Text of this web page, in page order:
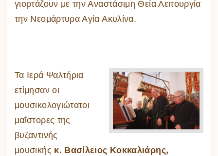
γιορτάζουν με την Αναστάσιμη Θεία Λειτουργία
την Νεομάρτυρα Αγία Ακυλίνα.
Τα Ιερά Ψαλτήρια
ετίμησαν οι
μουσικολογιώτατοι
μαΐστορες της
βυζαντινής
μουσικής κ. Βασίλειος Κοκκαλιάρης,